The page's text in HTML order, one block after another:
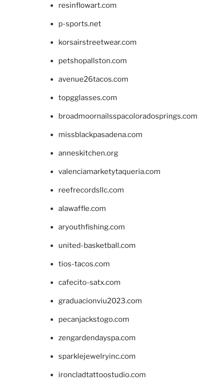
resinflowart.com
p-sports.net
korsairstreetwear.com
petshopallston.com
avenue26tacos.com
topgglasses.com
broadmoornailsspacoloradosprings.com
missblackpasadena.com
anneskitchen.org
valenciamarketytaqueria.com
reefrecordsllc.com
alawaffle.com
aryouthfishing.com
united-basketball.com
tios-tacos.com
cafecito-satx.com
graduacionviu2023.com
pecanjackstogo.com
zengardendayspa.com
sparklejewelryinc.com
ironcladtattoostudio.com